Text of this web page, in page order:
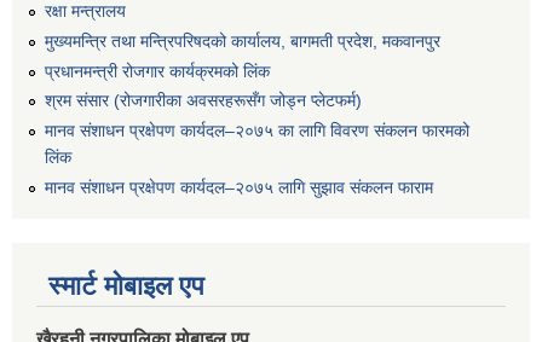
रक्षा मन्त्रालय
मुख्यमन्त्रि तथा मन्त्रिपरिषदको कार्यालय, बागमती प्रदेश, मकवानपुर
प्रधानमन्त्री रोजगार कार्यक्रमको लिंक
श्रम संसार (रोजगारीका अवसरहरूसँग जोड्न प्लेटफर्म)
मानव संशाधन प्रक्षेपण कार्यदल–२०७५ का लागि विवरण संकलन फारमको
लिंक
मानव संशाधन प्रक्षेपण कार्यदल–२०७५ लागि सुझाव संकलन फाराम
स्मार्ट मोबाइल एप